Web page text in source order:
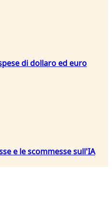
di dollaro ed euro
e le scommesse sull'IA